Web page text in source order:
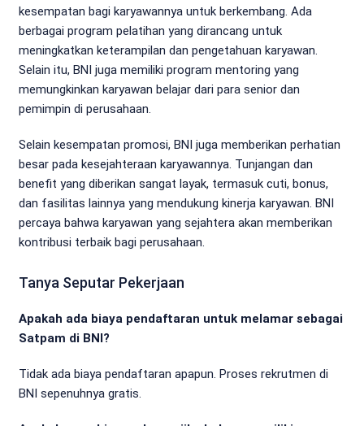
kesempatan bagi karyawannya untuk berkembang. Ada
berbagai program pelatihan yang dirancang untuk
meningkatkan keterampilan dan pengetahuan karyawan.
Selain itu, BNI juga memiliki program mentoring yang
memungkinkan karyawan belajar dari para senior dan
pemimpin di perusahaan.
Selain kesempatan promosi, BNI juga memberikan perhatian
besar pada kesejahteraan karyawannya. Tunjangan dan
benefit yang diberikan sangat layak, termasuk cuti, bonus,
dan fasilitas lainnya yang mendukung kinerja karyawan. BNI
percaya bahwa karyawan yang sejahtera akan memberikan
kontribusi terbaik bagi perusahaan.
Tanya Seputar Pekerjaan
Apakah ada biaya pendaftaran untuk melamar sebagai
Satpam di BNI?
Tidak ada biaya pendaftaran apapun. Proses rekrutmen di
BNI sepenuhnya gratis.